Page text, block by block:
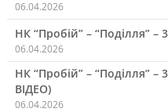
06.04.2026
НК “Пробій” – “Поділля” –
06.04.2026
НК “Пробій” – “Поділля” –
ВІДЕО)
06.04.2026